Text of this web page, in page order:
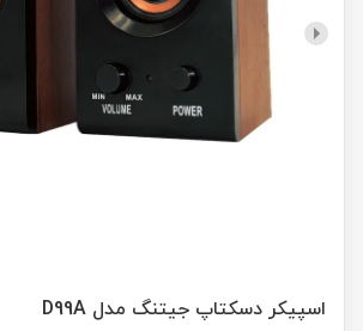
اسپیکر دسکتاپ جیتنگ مدل D99A